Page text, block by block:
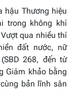
hậu Thương hiệu
trong không khí
qua nhiều thí
đất nước, nữ
268, đến từ
Giám khảo bằng
bản lĩnh sân